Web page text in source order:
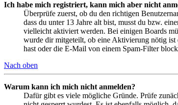
Ich habe mich registriert, kann mich aber nicht
Überprüfe zuerst, ob du den richtigen
dass du unter 13 Jahre alt bist, musst du bzw.
vielleicht aktiviert werden. Bei einigen Boards
wurde dir mitgeteilt, ob eine Aktivierung nötig ist
hast oder die E-Mail von einem Spam-Filter
Nach oben
Warum kann ich mich nicht anmelden?
Dafür gibt es viele mögliche Gründe. Prüfe